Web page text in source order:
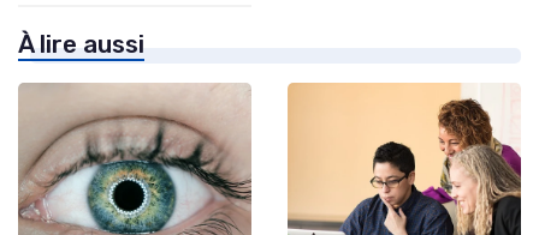
À lire aussi